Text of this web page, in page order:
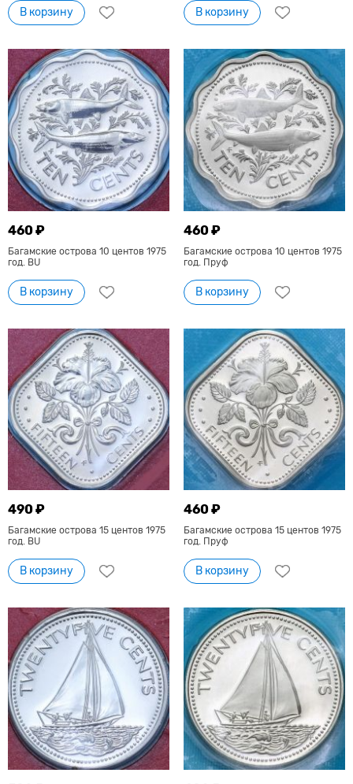
В корзину В корзину
460 ₽
Багамские острова 10 центов 1975
год. BU
В корзину
460 ₽
Багамские острова 10 центов 1975
год. Пруф
В корзину
490 ₽
Багамские острова 15 центов 1975
год. BU
В корзину
460 ₽
Багамские острова 15 центов 1975
год. Пруф
В корзину